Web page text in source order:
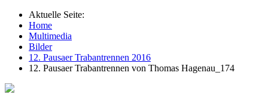
Aktuelle Seite:
Home
Multimedia
Bilder
12. Pausaer Trabantrennen 2016
12. Pausaer Trabantrennen von Thomas Hagenau_174